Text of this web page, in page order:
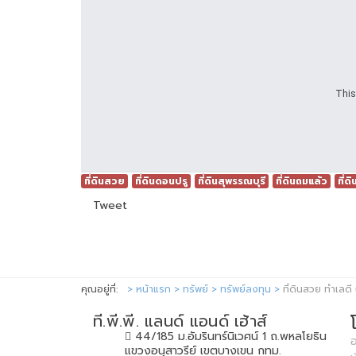
ที่ดินสวย ที่ดินดอนปรู ที่ดินสุพรรณบุรี ที่ดินถมแล้ว ที่ดิ
Tweet
คุณอยู่ที่: หน้าแรก ทรัพย์ ทรัพย์ลงทุน ที่ดินสวย ทำเลดี
ที.พี.พี. แลนด์ แอนด์ เฮ้าส์
44/185 ม.อัมรินทร์นิเวศน์ 1 ถ.พหลโยธิน
แขวงอนุสาวรีย์ เขตบางเขน กทม.